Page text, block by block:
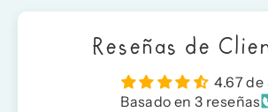
Reseñas de
4.67 de
Basado en 3 reseñas